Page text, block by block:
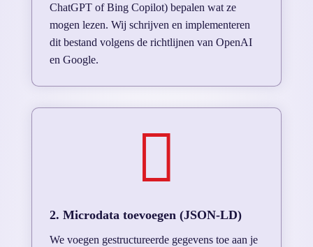
ChatGPT of Bing Copilot) bepalen wat ze
mogen lezen. Wij schrijven en implementeren
dit bestand volgens de richtlijnen van OpenAI
en Google.

2. Microdata toevoegen (JSON-LD)
We voegen gestructureerde gegevens toe aan je